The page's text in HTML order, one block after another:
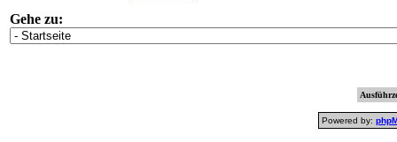
Gehe zu:
Powered by: